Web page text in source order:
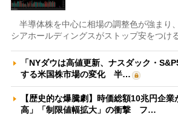
半導体株を中心に相場の調整色が強まり
シアホールディングスがストップ安をつけ
「NYダウは高値更新、ナスダック・
する米国株市場の変化 半…
【歴史的な爆騰劇】時価総額10兆円企
高」「制限値幅拡大」の衝撃 フ…